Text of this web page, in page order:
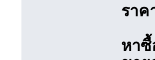
ราค
หาซื้